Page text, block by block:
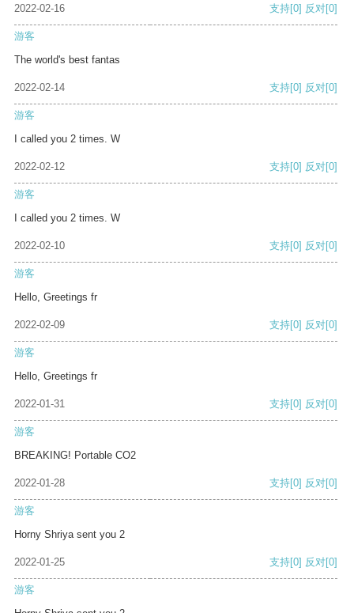
2022-02-16 支持[0] 反对[0]
游客
The world's best fantas
2022-02-14 支持[0] 反对[0]
游客
I called you 2 times. W
2022-02-12 支持[0] 反对[0]
游客
I called you 2 times. W
2022-02-10 支持[0] 反对[0]
游客
Hello, Greetings fr
2022-02-09 支持[0] 反对[0]
游客
Hello, Greetings fr
2022-01-31 支持[0] 反对[0]
游客
BREAKING! Portable CO2
2022-01-28 支持[0] 反对[0]
游客
Horny Shriya sent you 2
2022-01-25 支持[0] 反对[0]
游客